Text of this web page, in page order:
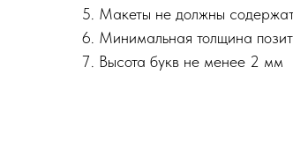
Макеты не должны
Минимальная толщина
Высота букв не менее 2 мм